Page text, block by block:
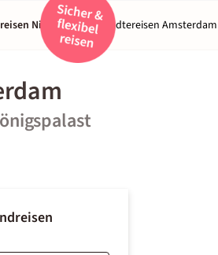
Niederlande Städtereisen Amsterdam